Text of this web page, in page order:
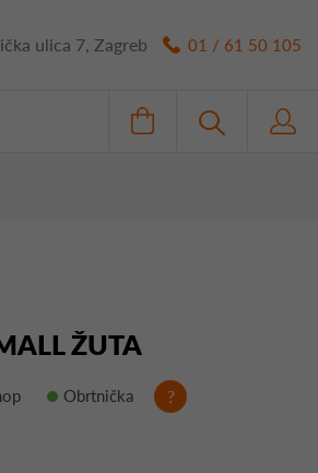
ulica 7, Zagreb 01 / 61 50 105
ŽUTA
Obrtnička ?